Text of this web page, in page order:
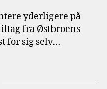
yderligere på
fra Østbroens
for sig selv…